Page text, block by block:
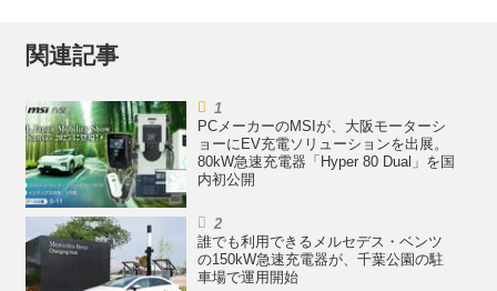
関連記事
PCメーカーのMSIが、大阪モーターシ
ョーにEV充電ソリューションを出展。
80kW急速充電器「Hyper 80 Dual」を国
内初公開
誰でも利用できるメルセデス・ベンツ
の150kW急速充電器が、千葉公園の駐
車場で運用開始